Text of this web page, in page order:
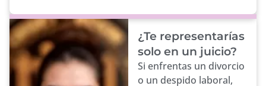
¿Te representarías
solo en un juicio?
Si enfrentas un divorcio
o un despido laboral,